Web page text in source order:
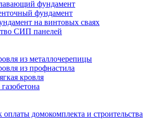
фундамент
фундамент
на винтовых сваях
СИП панелей
из металлочерепицы
из профнастила
кровля
оплаты домокомплекта и строительства